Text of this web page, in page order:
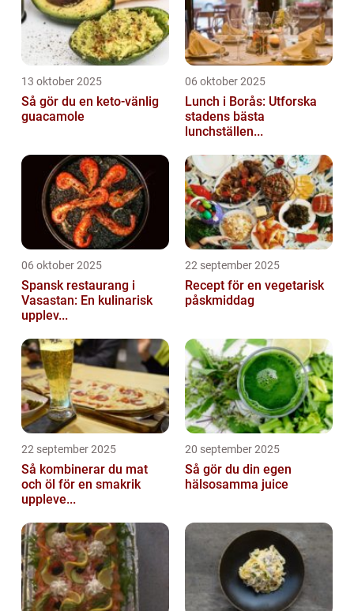
13 oktober 2025
Så gör du en keto-vänlig
guacamole
06 oktober 2025
Lunch i Borås: Utforska
stadens bästa
lunchställen...
06 oktober 2025
Spansk restaurang i
Vasastan: En kulinarisk
upplev...
22 september 2025
Recept för en vegetarisk
påskmiddag
22 september 2025
Så kombinerar du mat
och öl för en smakrik
uppleve...
20 september 2025
Så gör du din egen
hälsosamma juice